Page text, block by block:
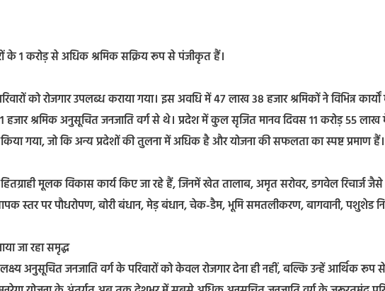
के 1 करोड़ से अधिक श्रमिक सक्रिय रूप से पंजीकृत हैं।
को रोजगार उपलब्ध कराया गया। इस अवधि में 47 लाख 38 हजार श्रमिकों ने विभिन्न कार्यों
हजार श्रमिक अनुसूचित जनजाति वर्ग से थे। प्रदेश में कुल सृजित मानव दिवस 11 करोड़ 55
किया गया, जो कि अन्य प्रदेशों की तुलना में अधिक है और योजना की सफलता का स्पष्ट प्रमाण हैं।
मूलक विकास कार्य किए जा रहे हैं, जिनमें खेत तालाब, अमृत सरोवर, डगवेल रिचार्ज जैसे
स्तर पर पौधरोपण, बोरी बंधान, मेड़ बंधान, चेक-डैम, भूमि समतलीकरण, बागवानी, पशुशेड
जा रहा समृद्ध
अनुसूचित जनजाति वर्ग के परिवारों को केवल रोजगार देना ही नहीं, बल्कि उन्हें आर्थिक रूप से